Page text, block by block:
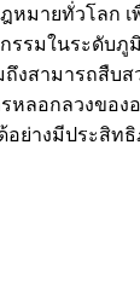
หมายทั่วโลก เ
รมในระดับภู
งสามารถสืบ
หลอกลวงขอ
อย่างมีประสิท